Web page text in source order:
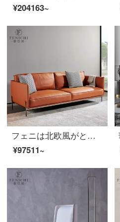
¥204163~
フェニは北欧風がとても簡単で、真皮のソファーはオレンジ色2.2メートルで、近代的で簡単な小型リビングルームの三人です。
¥97511~